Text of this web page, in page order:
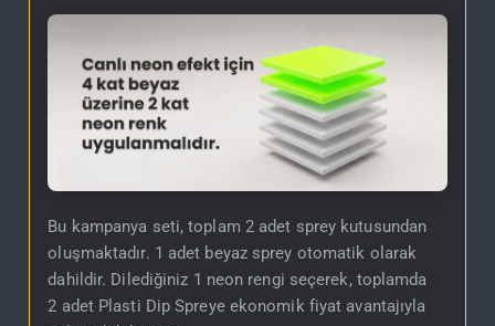
Bu kampanya seti, toplam 2 adet sprey kutusundan
oluşmaktadır. 1 adet beyaz sprey otomatik olarak
dahildir. Dilediğiniz 1 neon rengi seçerek, toplamda
2 adet Plasti Dip Spreye ekonomik fiyat avantajıyla